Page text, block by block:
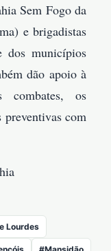
Sem Fogo da
e brigadistas
municípios
dão apoio à
combates, os
preventivas com
Lourdes